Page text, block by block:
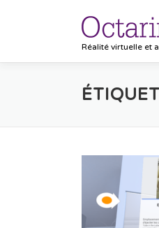
Réalité virtuelle et